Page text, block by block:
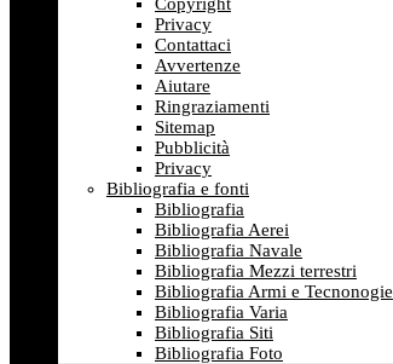
Privacy
Contattaci
Avvertenze
Aiutare
Ringraziamenti
Sitemap
Pubblicità
Privacy
Bibliografia e fonti
Bibliografia
Bibliografia Aerei
Bibliografia Navale
Bibliografia Mezzi terrestri
Bibliografia Armi e Tecnonogie
Bibliografia Varia
Bibliografia Siti
Bibliografia Foto